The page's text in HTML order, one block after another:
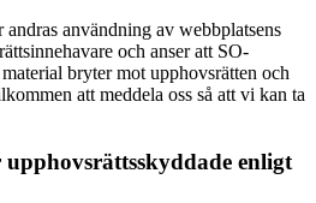
användning av webbplatsens
och anser att SO-
bryter mot upphovsrätten och
att meddela oss så att vi kan ta
enligt